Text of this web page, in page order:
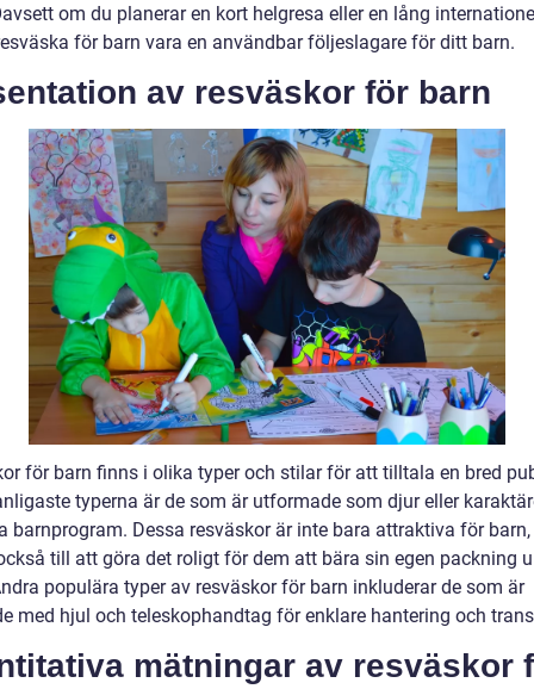
om du planerar en kort helgresa eller en lång
för barn vara en användbar följeslagare för ditt barn.
av resväskor för barn
för barn finns i olika typer och stilar för att tilltala en bred
typerna är de som är utformade som djur eller
barnprogram. Dessa resväskor är inte bara attraktiva för barn,
till att göra det roligt för dem att bära sin egen packning
populära typer av resväskor för barn inkluderar de som är
med hjul och teleskophandtag för enklare hantering och
mätningar av resväskor